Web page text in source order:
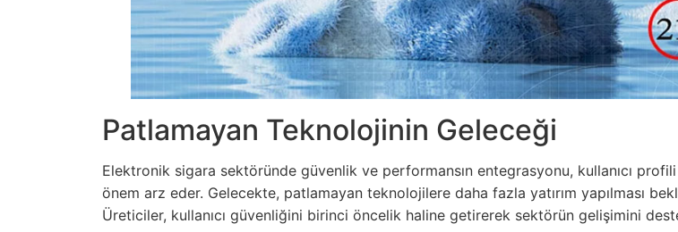
Patlamayan Teknolojinin Geleceği
Elektronik sigara sektöründe güvenlik ve performansın entegrasyonu, kullanıcı profili
önem arz eder. Gelecekte, patlamayan teknolojilere daha fazla yatırım yapılması
Üreticiler, kullanıcı güvenliğini birinci öncelik haline getirerek sektörün gelişimini